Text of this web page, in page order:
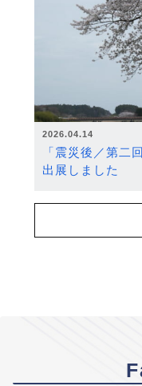
2026.04.14
「震災後／第二
出展しました